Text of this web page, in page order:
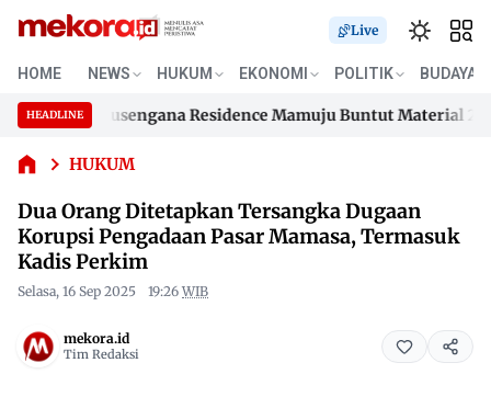
Live
HOME NEWS HUKUM EKONOMI POLITIK BUDAYA
HEADLINE
Samusengana Residence Mamuju Buntut Material 200
Samusengana Residence Mamuju Buntut Material 200
HUKUM
Ditetapkan
Dugaan
Pengadaan
Mamasa,
Termasuk
Kadis
Dua Orang Ditetapkan Tersangka Dugaan
Korupsi Pengadaan Pasar Mamasa, Termasuk
Kadis Perkim
Selasa, 16 Sep 2025 19:26 WIB
mekora.id
Tim Redaksi